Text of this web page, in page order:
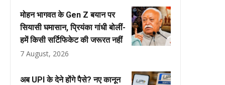
मोहन भागवत के Gen Z बयान पर
सियासी घमासान, प्रियंका गांधी बोलीं-
हमें किसी सर्टिफिकेट की जरूरत नहीं
7 August, 2026
अब UPI के देने होंगे पैसे? नए कानून